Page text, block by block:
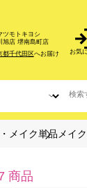
ツモトキヨシ
旭店 堺南島町店
都千代田区へお届け お気
メイク単品メイク
商品